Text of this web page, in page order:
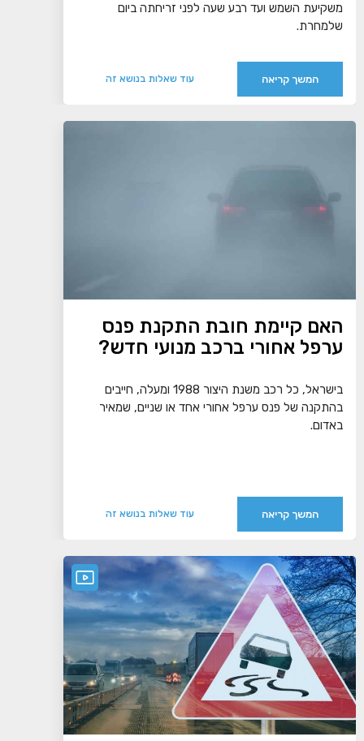
משקיעת השמש ועד רבע שעה לפני זריחתה ביום
שלמחרת.
המשך קריאה עוד שאלות בנושא זה
האם קיימת חובת התקנת פנס
ערפל אחורי ברכב מנועי חדש?
בישראל, כל רכב משנת היצור 1988 ומעלה, חייבים
בהתקנה של פנס ערפל אחורי אחד או שניים, שמאיר
באדום.
המשך קריאה עוד שאלות בנושא זה